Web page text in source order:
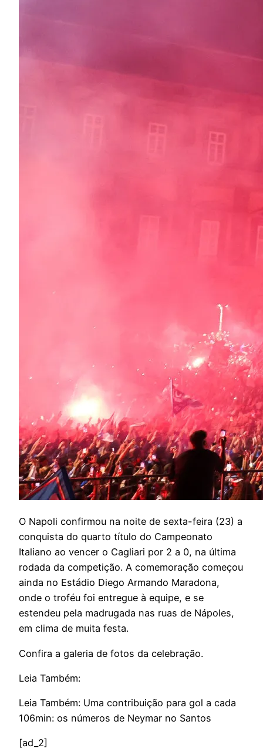
O Napoli confirmou na noite de sexta-feira (23) a
conquista do quarto título do Campeonato
Italiano ao vencer o Cagliari por 2 a 0, na última
rodada da competição. A comemoração começou
ainda no Estádio Diego Armando Maradona,
onde o troféu foi entregue à equipe, e se
estendeu pela madrugada nas ruas de Nápoles,
em clima de muita festa.
Confira a galeria de fotos da celebração.
Leia Também:
Leia Também: Uma contribuição para gol a cada
106min: os números de Neymar no Santos
[ad_2]